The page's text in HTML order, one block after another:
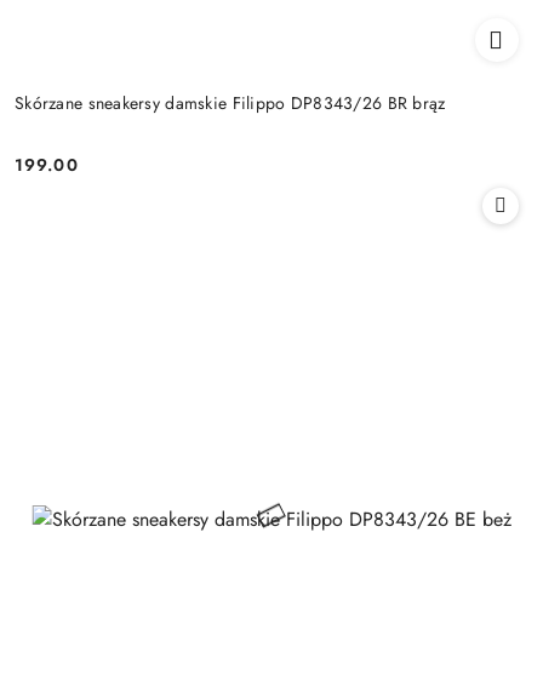
Skórzane sneakersy damskie Filippo DP8343/26 BR brąz
Cena:
199.00